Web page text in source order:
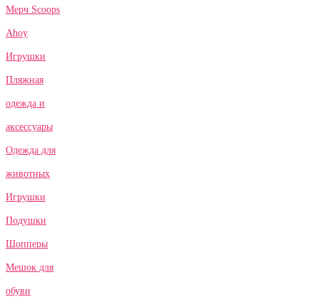
Мерч Scoops
Ahoy
Игрушки
Пляжная
одежда и
аксессуары
Одежда для
животных
Игрушки
Подушки
Шопперы
Мешок для
обуви